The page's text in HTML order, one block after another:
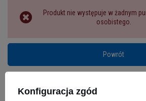
Produkt nie występuje w żadnym
osobistego.
Powrót
Konfiguracja zgód